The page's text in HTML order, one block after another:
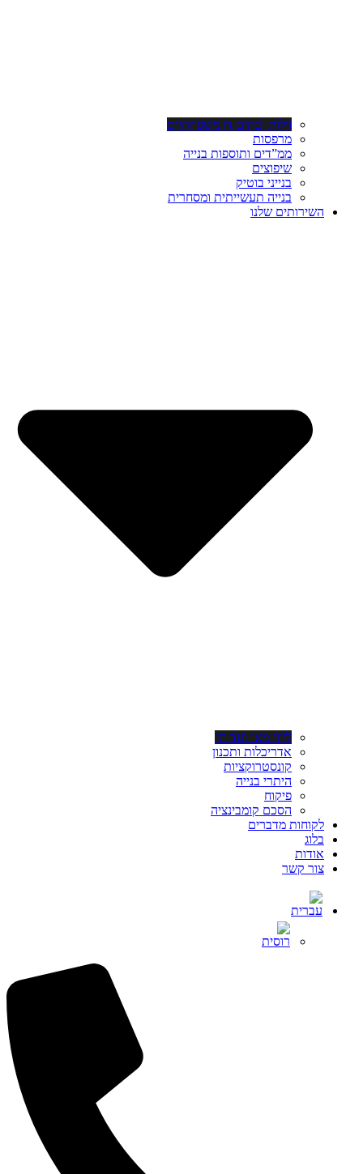
וילות ובתים דו משפחתיים
מרפסות
ממ”דים ותוספות בנייה
שיפוצים
בנייני בוטיק
בנייה תעשייתית ומסחרית
השירותים שלנו
ליווי מא’ ועד ת’
אדריכלות ותכנון
קונסטרוקציות
היתרי בנייה
פיקוח
הסכם קומבינציה
לקוחות מדברים
בלוג
אודות
צור קשר